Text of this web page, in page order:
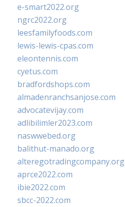
e-smart2022.org
ngrc2022.org
leesfamilyfoods.com
lewis-lewis-cpas.com
eleontennis.com
cyetus.com
bradfordshops.com
almadenranchsanjose.com
advocatevijay.com
adlibilimler2023.com
naswwebed.org
balithut-manado.org
alteregotradingcompany.org
aprce2022.com
ibie2022.com
sbcc-2022.com